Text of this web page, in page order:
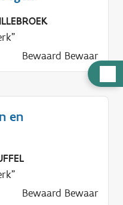
u
Bewaard Bewaar
en
Bewaard Bewaar